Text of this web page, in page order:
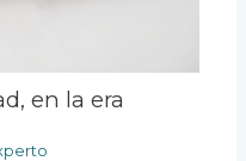
en la era